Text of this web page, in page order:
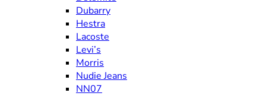
Dubarry
Hestra
Lacoste
Levi’s
Morris
Nudie Jeans
NN07